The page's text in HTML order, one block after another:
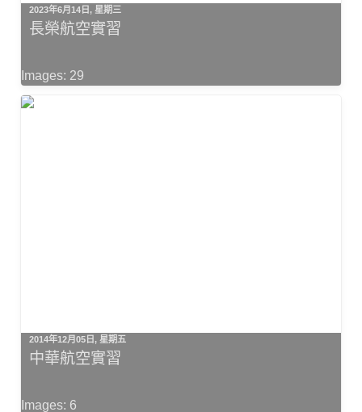
2023年6月14日, 星期三
長榮航空實習
Images: 29
2014年12月05日, 星期五
中華航空實習
Images: 6